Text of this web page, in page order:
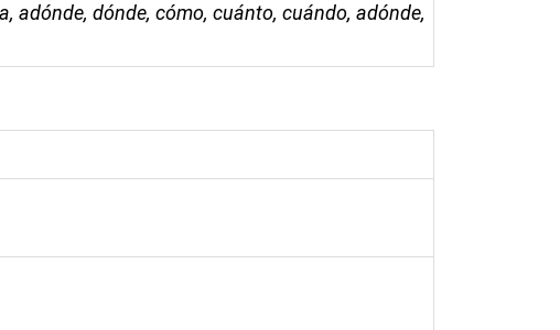
adónde, dónde, cómo, cuánto, cuándo, adónde,